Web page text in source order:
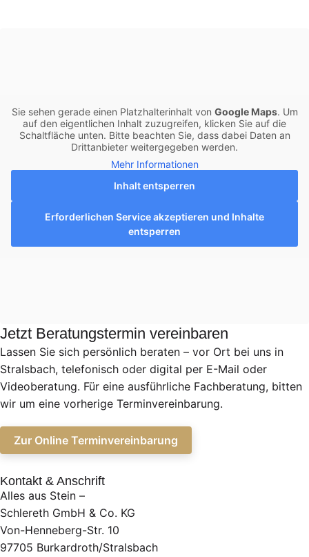
Sie sehen gerade einen Platzhalterinhalt von Google Maps. Um
auf den eigentlichen Inhalt zuzugreifen, klicken Sie auf die
Schaltfläche unten. Bitte beachten Sie, dass dabei Daten an
Drittanbieter weitergegeben werden.
Mehr Informationen
Inhalt entsperren
Erforderlichen Service akzeptieren und Inhalte
entsperren
Jetzt Beratungstermin vereinbaren
Lassen Sie sich persönlich beraten – vor Ort bei uns in
Stralsbach, telefonisch oder digital per E-Mail oder
Videoberatung. Für eine ausführliche Fachberatung, bitten
wir um eine vorherige Terminvereinbarung.
Zur Online Terminvereinbarung
Kontakt & Anschrift
Alles aus Stein –
Schlereth GmbH & Co. KG
Von-Henneberg-Str. 10
97705 Burkardroth/Stralsbach